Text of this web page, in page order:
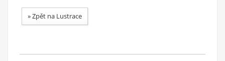
»Zpět na Lustrace